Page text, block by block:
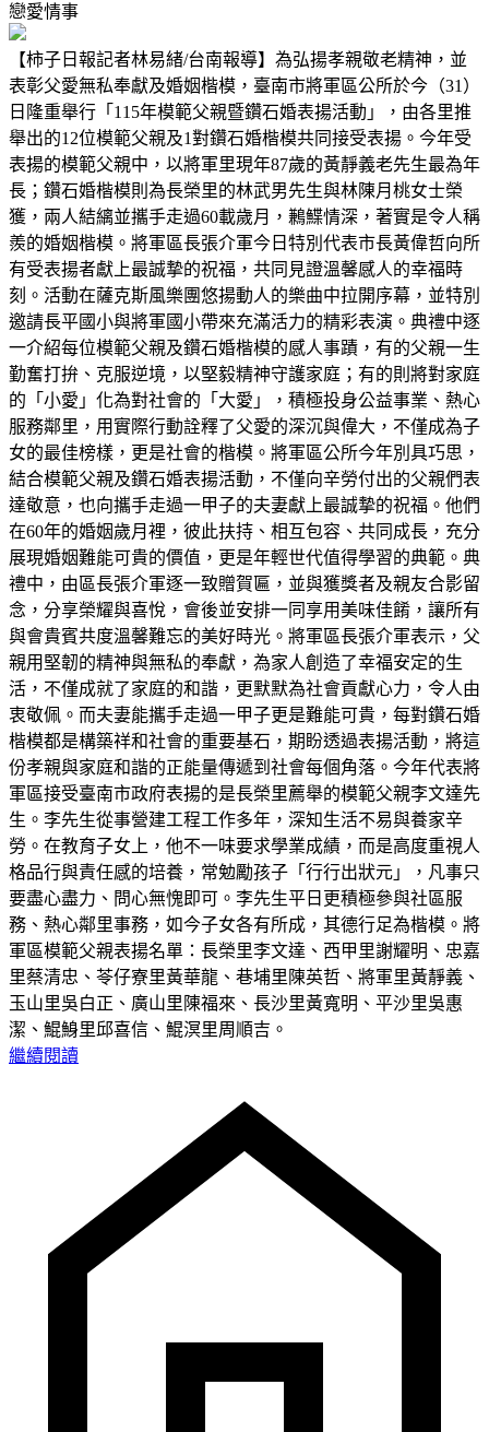
戀愛情事
【柿子日報記者林易緒/台南報導】為弘揚孝親敬老精神，並
表彰父愛無私奉獻及婚姻楷模，臺南市將軍區公所於今（31）
日隆重舉行「115年模範父親暨鑽石婚表揚活動」，由各里推
舉出的12位模範父親及1對鑽石婚楷模共同接受表揚。今年受
表揚的模範父親中，以將軍里現年87歲的黃靜義老先生最為年
長；鑽石婚楷模則為長榮里的林武男先生與林陳月桃女士榮
獲，兩人結縭並攜手走過60載歲月，鶼鰈情深，著實是令人稱
羨的婚姻楷模。將軍區長張介軍今日特別代表市長黃偉哲向所
有受表揚者獻上最誠摯的祝福，共同見證溫馨感人的幸福時
刻。活動在薩克斯風樂團悠揚動人的樂曲中拉開序幕，並特別
邀請長平國小與將軍國小帶來充滿活力的精彩表演。典禮中逐
一介紹每位模範父親及鑽石婚楷模的感人事蹟，有的父親一生
勤奮打拚、克服逆境，以堅毅精神守護家庭；有的則將對家庭
的「小愛」化為對社會的「大愛」，積極投身公益事業、熱心
服務鄰里，用實際行動詮釋了父愛的深沉與偉大，不僅成為子
女的最佳榜樣，更是社會的楷模。將軍區公所今年別具巧思，
結合模範父親及鑽石婚表揚活動，不僅向辛勞付出的父親們表
達敬意，也向攜手走過一甲子的夫妻獻上最誠摯的祝福。他們
在60年的婚姻歲月裡，彼此扶持、相互包容、共同成長，充分
展現婚姻難能可貴的價值，更是年輕世代值得學習的典範。典
禮中，由區長張介軍逐一致贈賀匾，並與獲獎者及親友合影留
念，分享榮耀與喜悅，會後並安排一同享用美味佳餚，讓所有
與會貴賓共度溫馨難忘的美好時光。將軍區長張介軍表示，父
親用堅韌的精神與無私的奉獻，為家人創造了幸福安定的生
活，不僅成就了家庭的和諧，更默默為社會貢獻心力，令人由
衷敬佩。而夫妻能攜手走過一甲子更是難能可貴，每對鑽石婚
楷模都是構築祥和社會的重要基石，期盼透過表揚活動，將這
份孝親與家庭和諧的正能量傳遞到社會每個角落。今年代表將
軍區接受臺南市政府表揚的是長榮里薦舉的模範父親李文達先
生。李先生從事營建工程工作多年，深知生活不易與養家辛
勞。在教育子女上，他不一味要求學業成績，而是高度重視人
格品行與責任感的培養，常勉勵孩子「行行出狀元」，凡事只
要盡心盡力、問心無愧即可。李先生平日更積極參與社區服
務、熱心鄰里事務，如今子女各有所成，其德行足為楷模。將
軍區模範父親表揚名單：長榮里李文達、西甲里謝耀明、忠嘉
里蔡清忠、苓仔寮里黃華龍、巷埔里陳英哲、將軍里黃靜義、
玉山里吳白正、廣山里陳福來、長沙里黃寬明、平沙里吳惠
潔、鯤鯓里邱喜信、鯤溟里周順吉。
繼續閱讀